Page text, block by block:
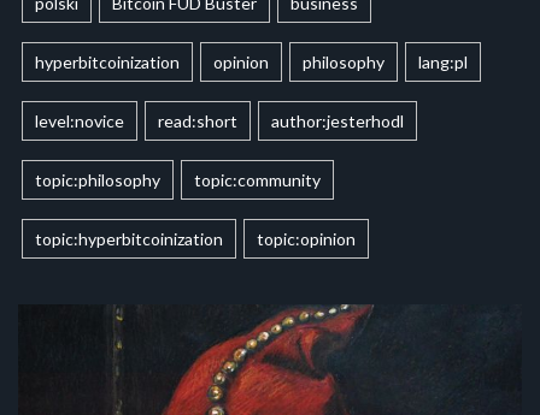
hyperbitcoinization opinion philosophy lang:pl
level:novice read:short author:jesterhodl
topic:philosophy topic:community
topic:hyperbitcoinization topic:opinion